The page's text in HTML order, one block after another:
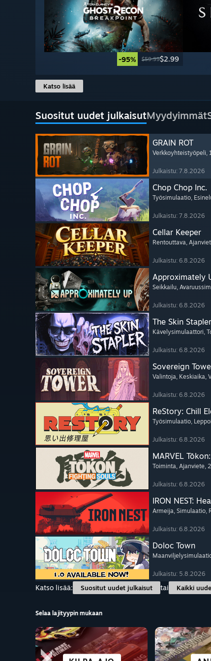
-95% $59.99$2.99
Katso lisää
Suositut uudet julkaisutMyydyimmät
GRAIN ROT
Verkkoyhteistyöpeli,
Julkaistu: 7.8.2026
Chop Chop Inc.
Työsimulaatio,
Julkaistu: 7.8.2026
Cellar Keeper
Rentouttava,
Julkaistu: 6.8.2026
Approximately
Seikkailu,
Julkaistu: 6.8.2026
The Skin Stapler
Kävelysimulaattori,
Julkaistu: 6.8.2026
Sovereign
Valintoja, Keskiaika,
Julkaistu: 6.8.2026
ReStory: Chill
Työsimulaatio,
Julkaistu: 6.8.2026
MARVEL
Toiminta, Ajanviete,
Julkaistu: 6.8.2026
IRON NEST:
Armeija, Simulaatio,
Julkaistu: 6.8.2026
Doloc Town
Julkaistu: 5.8.2026
Katso lisää:
Suositut uudet julkaisut tai Kaikki
Selaa lajityypin mukaan
SCIFI JA